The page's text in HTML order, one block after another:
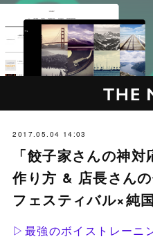
2017.05.04 14:03
「餃子家さんの神
作り方 & 店長さん
フェスティバル×純
▷最強のボイストレーニ